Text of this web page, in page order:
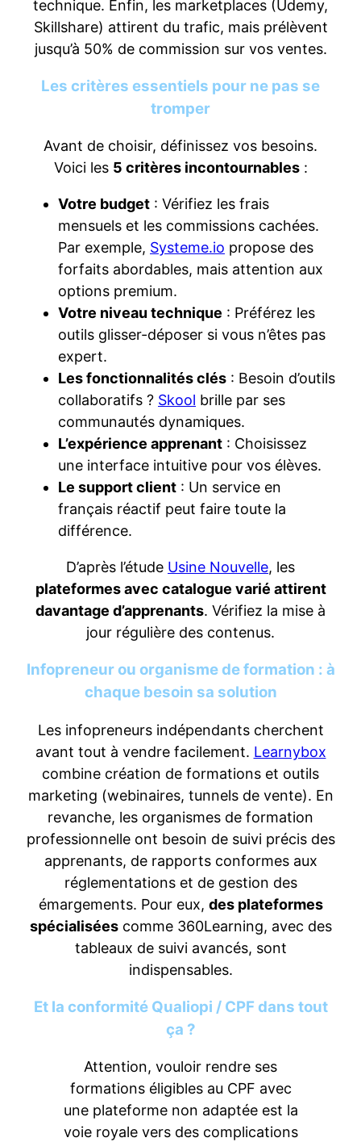
technique. Enfin, les marketplaces (Udemy,
Skillshare) attirent du trafic, mais prélèvent
jusqu’à 50% de commission sur vos ventes.
Les critères essentiels pour ne pas se
tromper
Avant de choisir, définissez vos besoins.
Voici les 5 critères incontournables:
Votre budget : Vérifiez les frais
mensuels et les commissions cachées.
Par exemple, Systeme.io propose des
forfaits abordables, mais attention aux
options premium.
Votre niveau technique : Préférez les
outils glisser-déposer si vous n’êtes pas
expert.
Les fonctionnalités clés : Besoin d’outils
collaboratifs ? Skool brille par ses
communautés dynamiques.
L’expérience apprenant : Choisissez
une interface intuitive pour vos élèves.
Le support client : Un service en
français réactif peut faire toute la
différence.
D’après l’étude Usine Nouvelle, les
plateformes avec catalogue varié attirent
davantage d’apprenants. Vérifiez la mise à
jour régulière des contenus.
Infopreneur ou organisme de formation : à
chaque besoin sa solution
Les infopreneurs indépendants cherchent
avant tout à vendre facilement. Learnybox
combine création de formations et outils
marketing (webinaires, tunnels de vente). En
revanche, les organismes de formation
professionnelle ont besoin de suivi précis des
apprenants, de rapports conformes aux
réglementations et de gestion des
émargements. Pour eux, des plateformes
spécialiséescomme 360Learning, avec des
tableaux de suivi avancés, sont
indispensables.
Et la conformité Qualiopi / CPF dans tout
ça ?
Attention, vouloir rendre ses
formations éligibles au CPF avec
une plateforme non adaptée est la
voie royale vers des complications